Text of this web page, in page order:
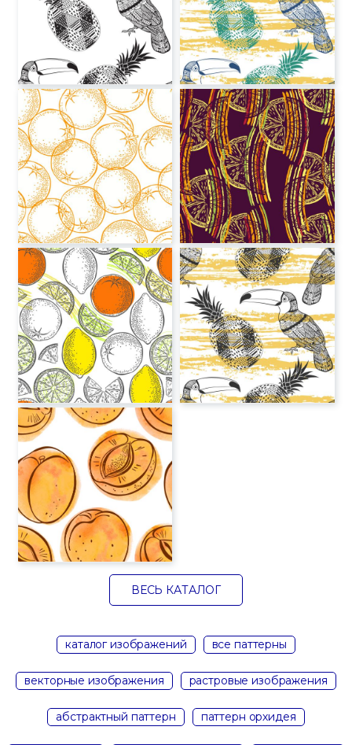
ВЕСЬ КАТАЛОГ
каталог изображений все паттерны
векторные изображения растровые изображения
абстрактный паттерн паттерн орхидея